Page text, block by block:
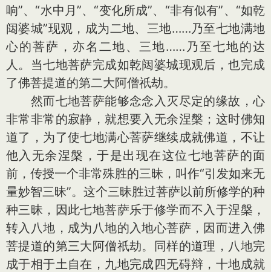
响”、“水中月”、“变化所成”、“非有似有”、“如乾
闼婆城”现观，成为二地、三地……乃至七地满地
心的菩萨，亦名二地、三地……乃至七地的达
人。当七地菩萨完成如乾闼婆城现观后，也完成
了佛菩提道的第二大阿僧祇劫。
然而七地菩萨能够念念入灭尽定的缘故，心
非常非常的寂静，就想要入无余涅槃；这时佛知
道了，为了使七地满心菩萨继续成就佛道，不让
他入无余涅槃，于是出现在这位七地菩萨的面
前，传授一个非常殊胜的三昧，叫作“引发如来无
量妙智三昧”。这个三昧胜过菩萨以前所修学的种
种三昧，因此七地菩萨乐于修学而不入于涅槃，
转入八地，成为八地的入地心菩萨，因而进入佛
菩提道的第三大阿僧祇劫。同样的道理，八地完
成于相于土自在，九地完成四无碍辩，十地成就